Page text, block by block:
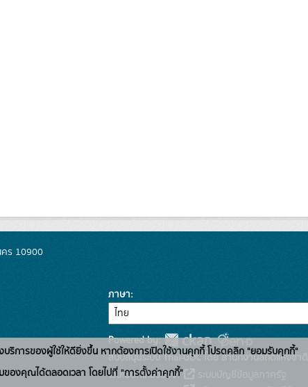
ร 10900
ภาษา
Powered by:
สนับสนุนระบบ Thai-GDC โดย สำนักงานสถิติแห่งชาติ
เว็บไซต์ที่เกี่ยวข้อง:
บริการของผู้ใช้ให้ดียิ่งขึ้น หากต้องการเปิดใช้งานคุกกี้ โปรดคลิก "ยอมรับคุกกี้"
องคุณได้ตลอดเวลา โดยไปที่ "การตั้งค่าคุกกี้"